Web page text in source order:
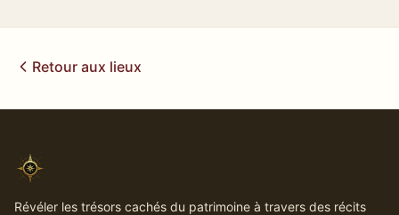
Retour aux lieux
Révéler les trésors cachés du patrimoine à travers des récits